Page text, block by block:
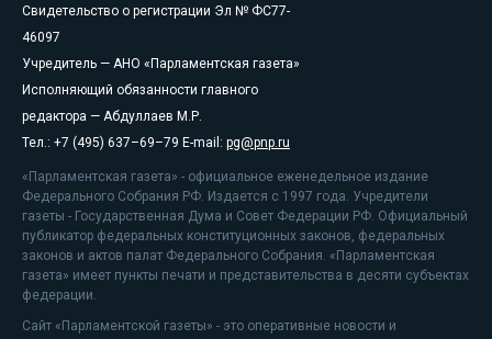
Свидетельство о регистрации Эл № ФС77-
46097
Учредитель — АНО «Парламентская газета»
Исполняющий обязанности главного
редактора — Абдуллаев М.Р.
Тел.: +7 (495) 637–69–79 E-mail: pg@pnp.ru
«Парламентская газета» - официальное еженедельное издание
Федерального Собрания РФ. Издается с 1997 года. Учредители
газеты - Государственная Дума и Совет Федерации РФ. Официальный
публикатор федеральных конституционных законов, федеральных
законов и актов палат Федерального Собрания. «Парламентская
газета» имеет пункты печати и представительства в десяти субъектах
федерации.
Сайт «Парламентской газеты» - это оперативные новости и